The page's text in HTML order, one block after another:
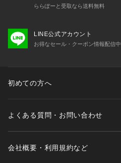
ららぽーと受取なら送料無料
LINE公式アカウント
お得なセール・クーポン情報配信中
初めての方へ
よくある質問・お問い合わせ
会社概要・利用規約など